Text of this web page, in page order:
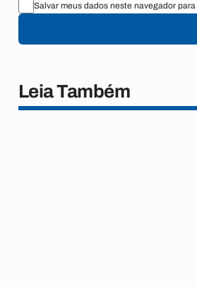
Salvar meus dados neste navegador
Leia Também